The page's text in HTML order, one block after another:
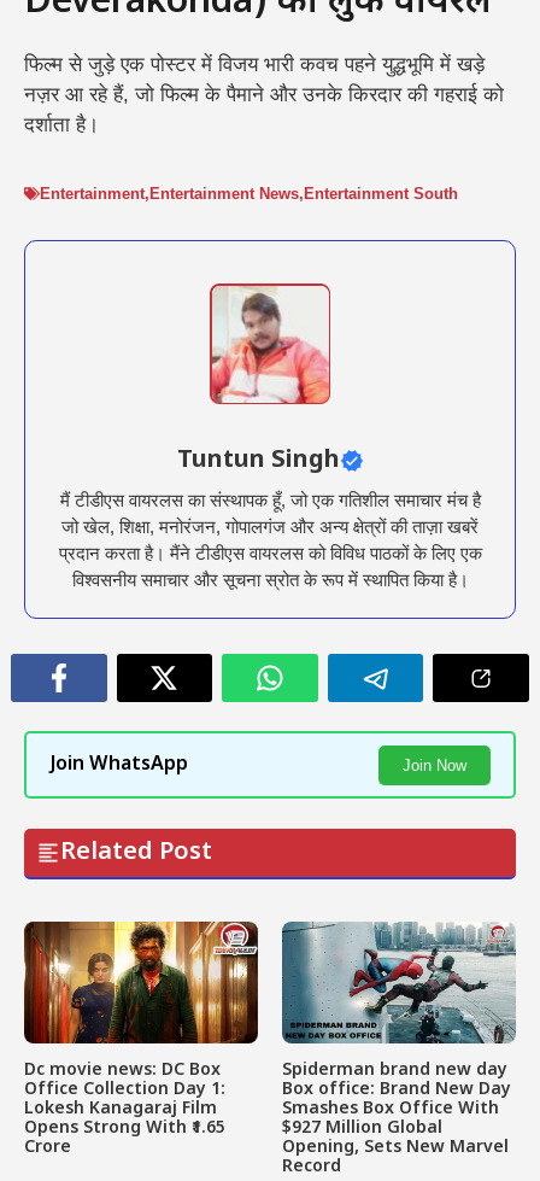
फिल्म से जुड़े एक पोस्टर में विजय भारी कवच पहने युद्धभूमि में खड़े
नज़र आ रहे हैं, जो फिल्म के पैमाने और उनके किरदार की गहराई को
दर्शाता है।
Entertainment, Entertainment News, Entertainment South
Tuntun Singh
मैं टीडीएस वायरलस का संस्थापक हूँ, जो एक गतिशील समाचार मंच है
जो खेल, शिक्षा, मनोरंजन, गोपालगंज और अन्य क्षेत्रों की ताज़ा खबरें
प्रदान करता है। मैंने टीडीएस वायरलस को विविध पाठकों के लिए एक
विश्वसनीय समाचार और सूचना स्रोत के रूप में स्थापित किया है।
Join WhatsApp Join Now
Related Post
Dc movie news: DC Box
Office Collection Day 1:
Lokesh Kanagaraj Film
Opens Strong With ₹1.65
Crore
Spiderman brand new day
Box office: Brand New Day
Smashes Box Office With
$927 Million Global
Opening, Sets New Marvel
Record